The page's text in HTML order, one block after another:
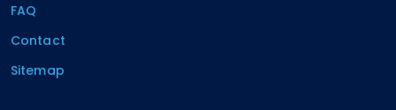
FAQ
Contact
Sitemap